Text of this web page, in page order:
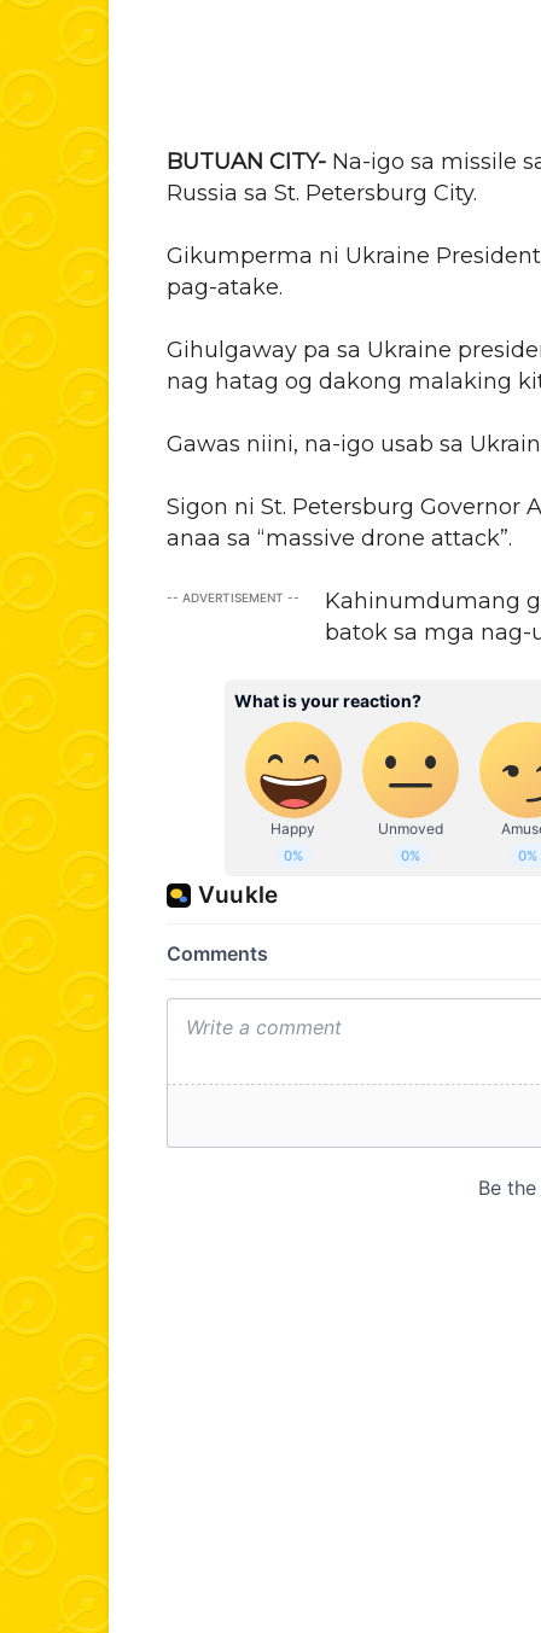
BUTUAN CITY- Na-igo sa missile
Russia sa St. Petersburg City.
Gikumperma ni Ukraine
pag-atake.
Gihulgaway pa sa Ukraine
nag hatag og dakong malaking
Gawas niini, na-igo usab sa
Sigon ni St. Petersburg Governor
anaa sa “massive drone attack”.
-- ADVERTISEMENT --
Kahinumdumang
batok sa mga nag-